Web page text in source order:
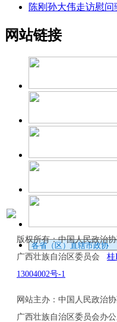
陈刚孙大伟走访慰问
网站链接
版权所有：中国人民政治
广西壮族自治区委员会 桂
13004002号-1
网站主办：中国人民政治
广西壮族自治区委员会办